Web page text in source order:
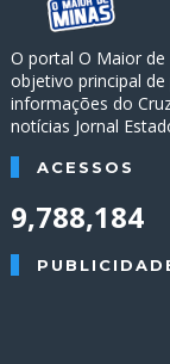
O portal O Maior
objetivo principal
informações do
notícias Jornal
ACESSOS
9,788,184